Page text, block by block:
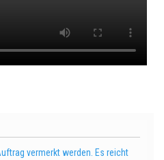
vermerkt werden. Es reicht